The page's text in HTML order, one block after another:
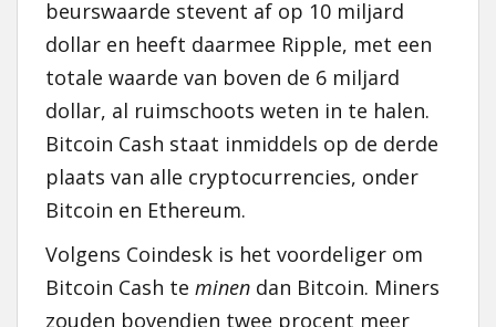
beurswaarde stevent af op 10 miljard
dollar en heeft daarmee Ripple, met een
totale waarde van boven de 6 miljard
dollar, al ruimschoots weten in te halen.
Bitcoin Cash staat inmiddels op de derde
plaats van alle cryptocurrencies, onder
Bitcoin en Ethereum.
Volgens Coindesk is het voordeliger om
Bitcoin Cash te minen dan Bitcoin. Miners
zouden bovendien twee procent meer